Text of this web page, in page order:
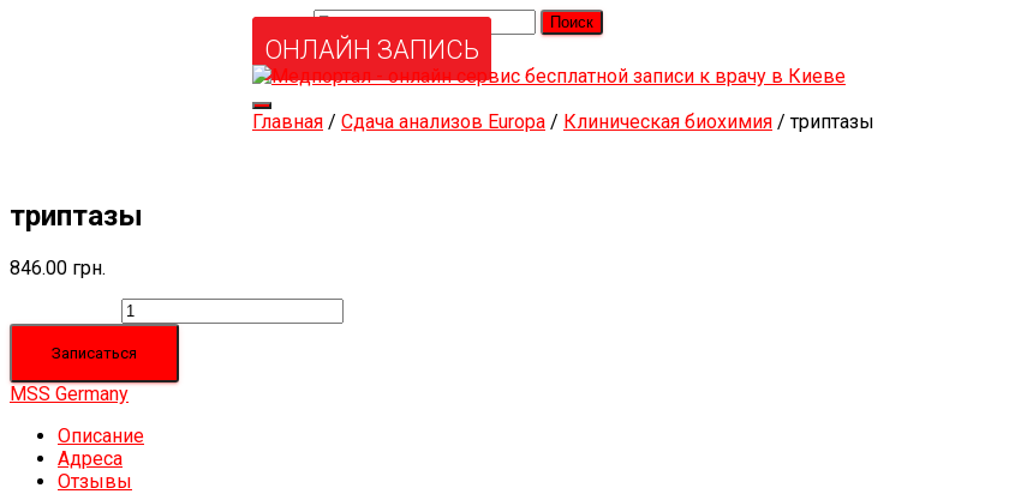
Найти:
ОНЛАЙН ЗАПИСЬ
Переключить
навигацию
Главная / Сдача анализов Europa / Клиническая биохимия / триптазы
триптазы
846.00 грн.
Записаться
MSS Germany
Описание
Адреса
Отзывы